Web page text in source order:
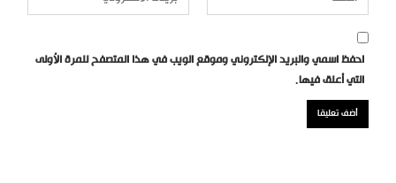
احفظ اسمي والبريد الإلكتروني وموقع الويب في هذا المتصفح للمرة الأولى
التي أعلق فيها.